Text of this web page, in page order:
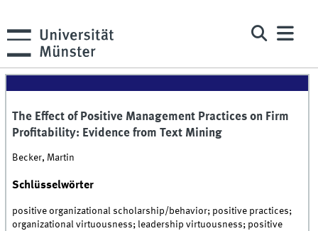
The Effect of Positive Management Practices on Firm
Profitability: Evidence from Text Mining
Becker, Martin
Schlüsselwörter
positive organizational scholarship/behavior; positive practices;
organizational virtuousness; leadership virtuousness; positive